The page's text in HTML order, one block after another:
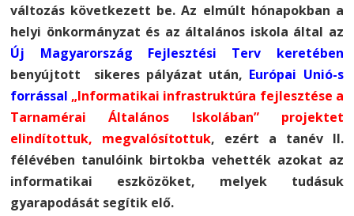
változás következett be. Az elmúlt hónapokban a
helyi önkormányzat és az általános iskola által az
Új Magyarország Fejlesztési Terv keretében
benyújtott sikeres pályázat után, Európai Unió-s
forrással „Informatikai infrastruktúra fejlesztése a
Tarnamérai Általános Iskolában” projektet
elindítottuk, megvalósítottuk, ezért a tanév II.
félévében tanulóink birtokba vehették azokat az
informatikai eszközöket, melyek tudásuk
gyarapodását segítik elő.